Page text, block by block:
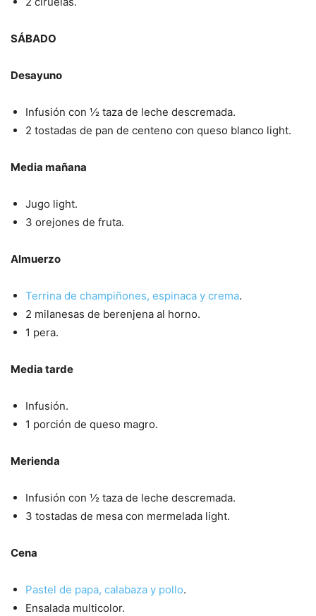
SÁBADO
Desayuno
Infusión con ½ taza de leche descremada.
2 tostadas de pan de centeno con queso blanco light.
Media mañana
Jugo light.
3 orejones de fruta.
Almuerzo
Terrina de champiñones, espinaca y crema.
2 milanesas de berenjena al horno.
1 pera.
Media tarde
Infusión.
1 porción de queso magro.
Merienda
Infusión con ½ taza de leche descremada.
3 tostadas de mesa con mermelada light.
Cena
Pastel de papa, calabaza y pollo.
Ensalada multicolor.